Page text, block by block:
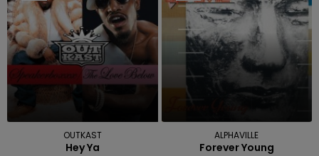
OUTKAST
Hey Ya
ALPHAVILLE
Forever Young